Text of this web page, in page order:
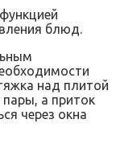
блюд.
над плитой
а приток
через окна